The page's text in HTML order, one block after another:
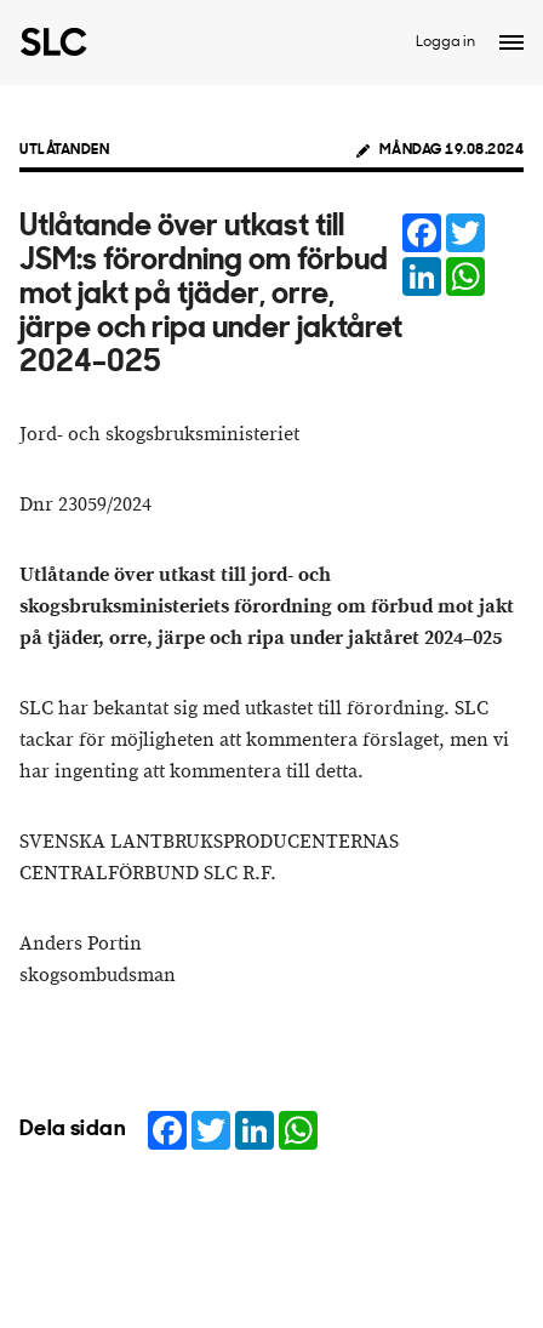
Logga in
UTLÅTANDEN MÅNDAG 19.08.2024
Utlåtande över utkast till
JSM:s förordning om förbud
mot jakt på tjäder, orre,
järpe och ripa under jaktåret
2024–025
Facebook
LinkedIn
Jord- och skogsbruksministeriet
Dnr 23059/2024
Utlåtande över utkast till jord- och
skogsbruksministeriets förordning om förbud mot jakt
på tjäder, orre, järpe och ripa under jaktåret 2024–025
SLC har bekantat sig med utkastet till förordning. SLC
tackar för möjligheten att kommentera förslaget, men vi
har ingenting att kommentera till detta.
SVENSKA LANTBRUKSPRODUCENTERNAS
CENTRALFÖRBUND SLC R.F.
Anders Portin
skogsombudsman
Dela sidan Facebook
TwitterLinkedIn